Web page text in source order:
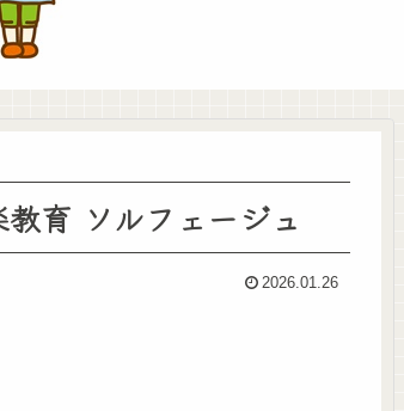
育 ソルフェージュ
2026.01.26